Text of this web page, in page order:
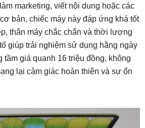
marketing, viết nội dung hoặc các
bản, chiếc máy này đáp ứng khá tốt
thân máy chắc chắn và thời lượng
giúp trải nghiệm sử dụng hằng ngày
tầm giá quanh 16 triệu đồng, không
lại cảm giác hoàn thiện và sự ổn